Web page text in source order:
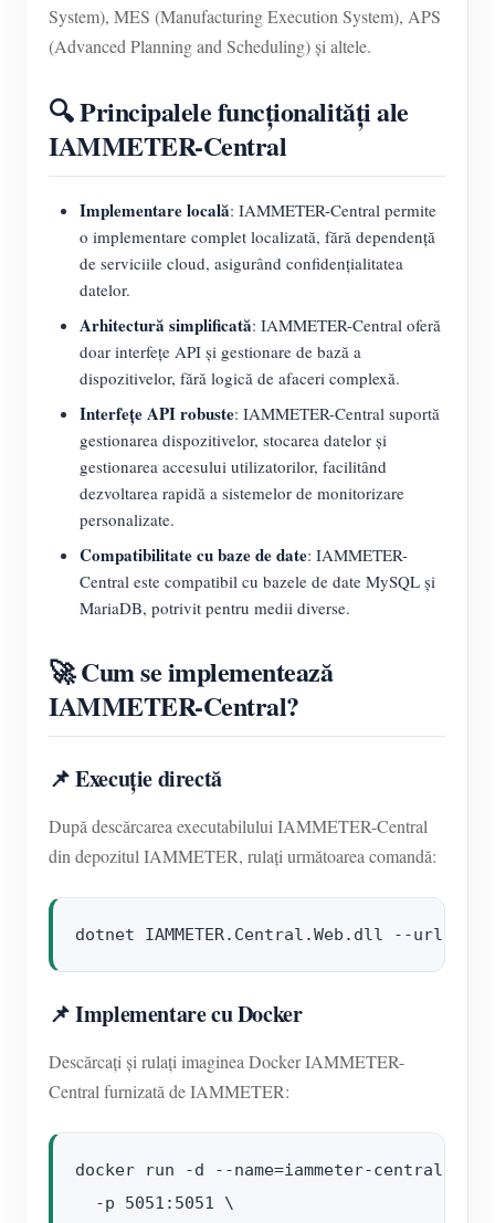
System), MES (Manufacturing Execution System), APS
(Advanced Planning and Scheduling) și altele.
🔍 Principalele funcționalități ale
IAMMETER-Central
Implementare locală: IAMMETER-Central permite
o implementare complet localizată, fără dependență
de serviciile cloud, asigurând confidențialitatea
datelor.
Arhitectură simplificată: IAMMETER-Central oferă
doar interfețe API și gestionare de bază a
dispozitivelor, fără logică de afaceri complexă.
Interfețe API robuste: IAMMETER-Central suportă
gestionarea dispozitivelor, stocarea datelor și
gestionarea accesului utilizatorilor, facilitând
dezvoltarea rapidă a sistemelor de monitorizare
personalizate.
Compatibilitate cu baze de date: IAMMETER-
Central este compatibil cu bazele de date MySQL și
MariaDB, potrivit pentru medii diverse.
🚀 Cum se implementează
IAMMETER-Central?
📌 Execuție directă
După descărcarea executabilului IAMMETER-Central
din depozitul IAMMETER, rulați următoarea comandă:
📌 Implementare cu Docker
Descărcați și rulați imaginea Docker IAMMETER-
Central furnizată de IAMMETER:
docker run -d --name=iammeter-central --
  -p 5051:5051 \